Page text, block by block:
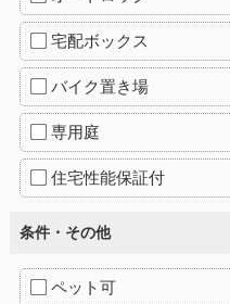
宅配ボックス
バイク置き場
専用庭
住宅性能保証付
条件・その他
ペット可